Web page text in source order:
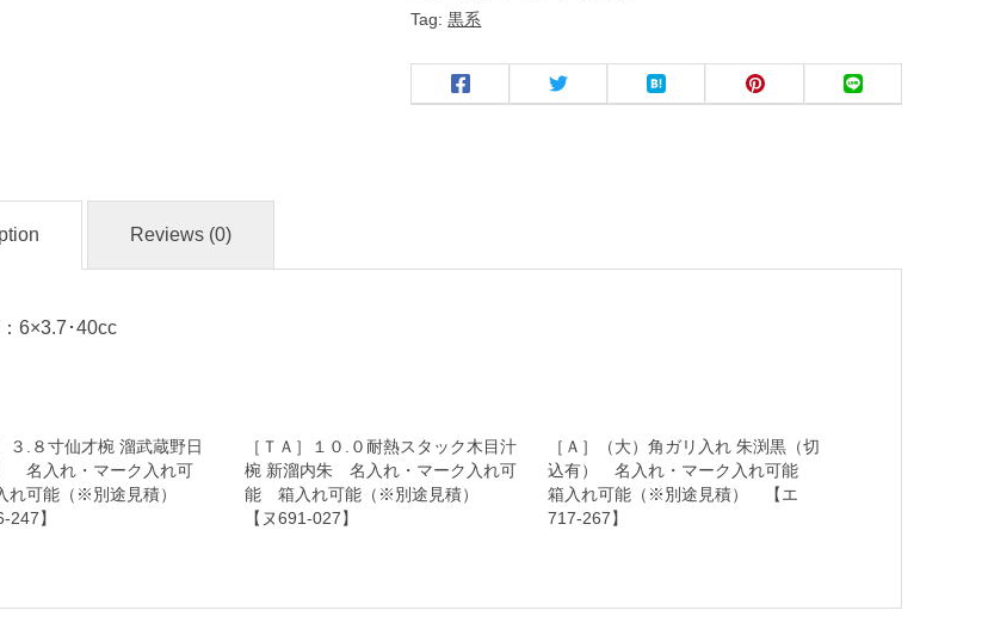
ッ
プ
名
入
マ
Tag:黒系
Reviews (0)
6×3.7･40cc
３.８寸仙才椀 溜武蔵野日
名入れ・マーク入れ可
れ可能（※別途見積）
247】
［ＴＡ］１０.０耐熱スタック木目汁
椀 新溜内朱 名入れ・マーク入れ可
能 箱入れ可能（※別途見積）
【ヌ691-027】
［Ａ］（大）角ガリ入れ 朱渕黒（切
込有） 名入れ・マーク入れ可能
箱入れ可能（※別途見積） 【エ
717-267】